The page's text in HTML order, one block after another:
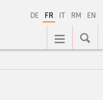
DE FR IT RM EN